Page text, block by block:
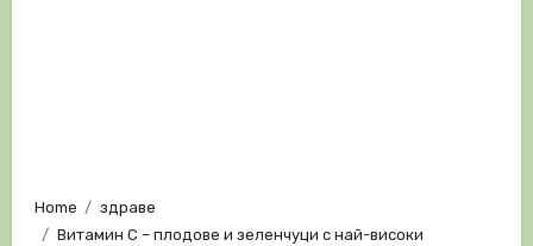
Home
здраве
Витамин С – плодове и зеленчуци с най-високи